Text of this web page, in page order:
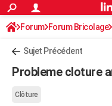
ACTUALITÉS
Politique
Société
Faits Divers
Education
Monde
Villes
+
Forum Forum Bricolage
Sujet Précédent
Probleme cloture
Clôture